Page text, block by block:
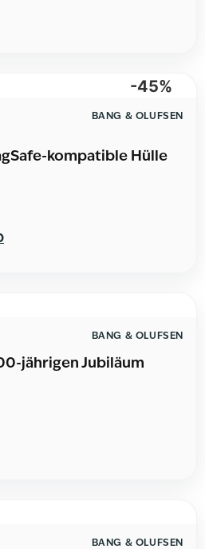
-45%
BANG & OLUFSEN
kompatible Hülle
BANG & OLUFSEN
jährigen Jubiläum
BANG & OLUFSEN